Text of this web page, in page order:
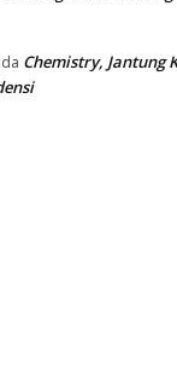
Chemistry, Jantung